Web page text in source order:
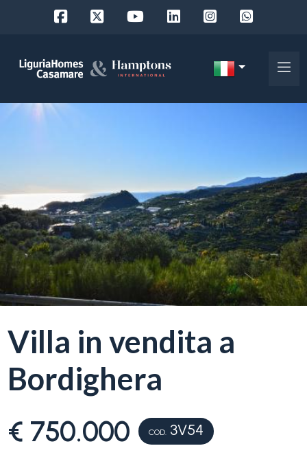
Villa in vendita a
Bordighera
€ 750.000 COD. 3V54
Chi
siamo
nostri
La
Liguria
case
Scegli
Provincia
Comune
Tipologia
-
Qualsiasi